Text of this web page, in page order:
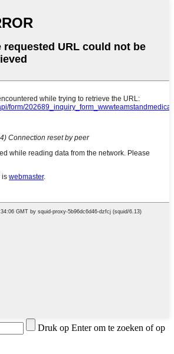
Druk op Enter om te zoeken of op